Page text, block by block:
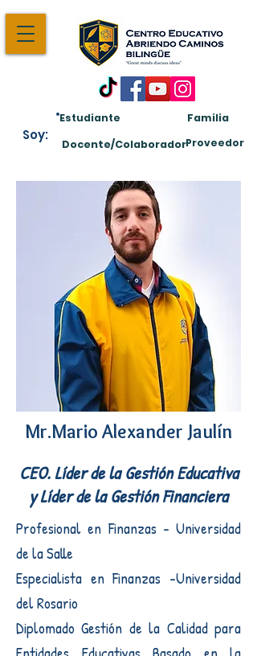
Estudiante
Docente/Colaborador
Familia
Proveedor
Soy:
Mr.Mario Alexander Jaulín
CEO. Líder de la Gestión Educativa
y Líder de la Gestión Financiera
Profesional en Finanzas - Universidad
de la Salle
Especialista en Finanzas -Universidad
del Rosario
Diplomado Gestión de la Calidad para